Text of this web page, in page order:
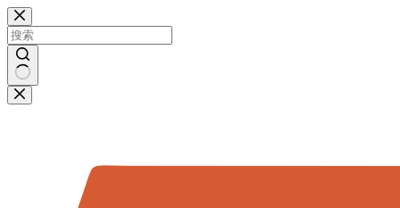
跳
过
内
容
无